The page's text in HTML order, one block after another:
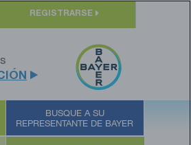
REGISTRARSE
BUSQUE A SU
REPRESENTANTE DE BAYER